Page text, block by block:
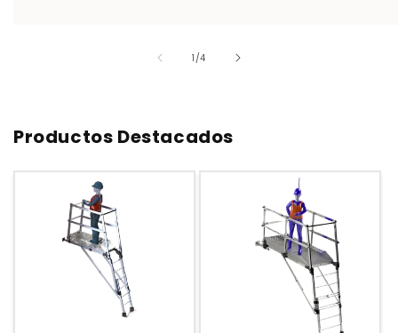
1 /de
4
Productos Destacados